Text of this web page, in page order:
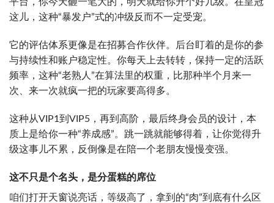
平台，你今天砸一笔大的，明天就给你升个好几级。在皇冠
这儿，这种“暴发户”式的冲级反而不一定受宠。
它的评估体系更像是在招募合作伙伴。后台盯着的是你的参
与持续性和账户稳定性。你每天上去转转，保持一定的活跃
频率，这种“老熟人”在算法里的权重，比那种半个月来一
次、来一次就疯一把的玩家要高得多。
这种从VIP1到VIP5，再到高阶，最后终身会员的设计，本
质上是给你一种“养成感”。跳一跳就能够得着，让你觉得升
级这事儿不累，反倒像是在陪一个老朋友慢慢变强。
这不只是个名头，是分蛋糕的席位
咱们打开天窗说亮话，等级高了，拿到的“肉”到底有什么区